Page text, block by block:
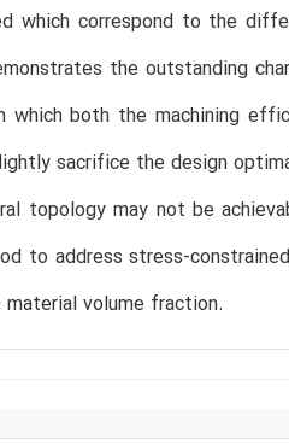
which correspond to the
the outstanding
which both the machining
sacrifice the design
topology may not be
to address stress-
volume fraction.